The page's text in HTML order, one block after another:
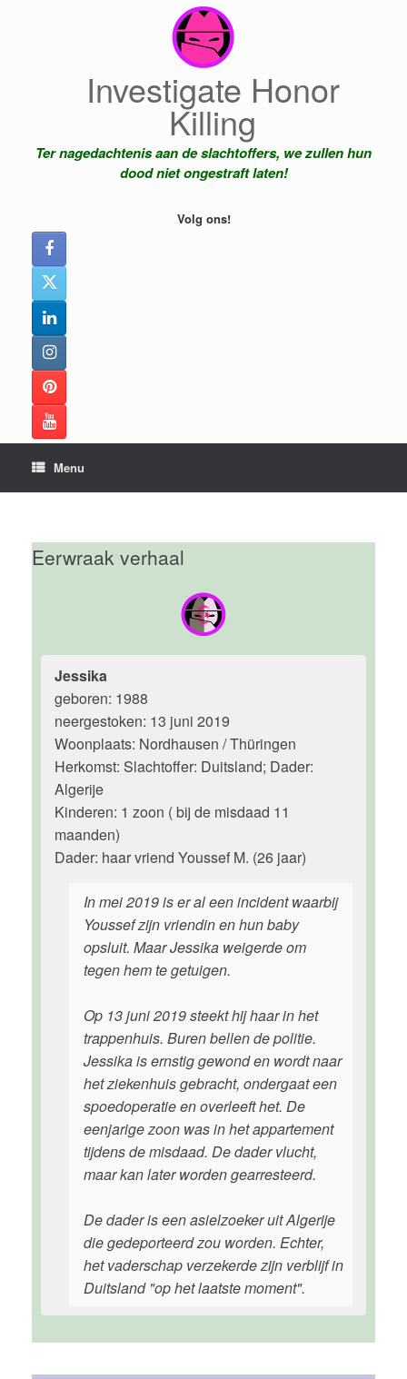
Investigate Honor
Killing
Ter nagedachtenis aan de slachtoffers, we zullen hun
dood niet ongestraft laten!
Volg ons!
Menu
Eerwraak verhaal
Jessika
geboren: 1988
neergestoken: 13 juni 2019
Woonplaats: Nordhausen / Thüringen
Herkomst: Slachtoffer: Duitsland; Dader:
Algerije
Kinderen: 1 zoon ( bij de misdaad 11
maanden)
Dader: haar vriend Youssef M. (26 jaar)
In mei 2019 is er al een incident waarbij
Youssef zijn vriendin en hun baby
opsluit. Maar Jessika weigerde om
tegen hem te getuigen.
Op 13 juni 2019 steekt hij haar in het
trappenhuis. Buren bellen de politie.
Jessika is ernstig gewond en wordt naar
het ziekenhuis gebracht, ondergaat een
spoedoperatie en overleeft het. De
eenjarige zoon was in het appartement
tijdens de misdaad. De dader vlucht,
maar kan later worden gearresteerd.
De dader is een asielzoeker uit Algerije
die gedeporteerd zou worden. Echter,
het vaderschap verzekerde zijn verblijf in
Duitsland "op het laatste moment".